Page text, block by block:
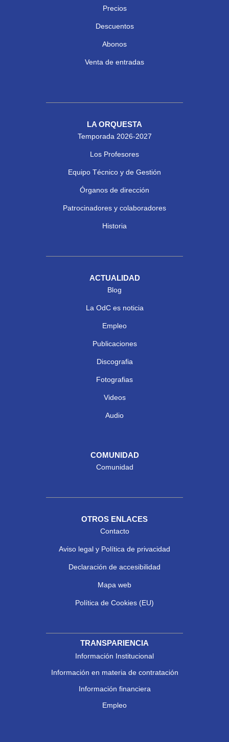
Precios
Descuentos
Abonos
Venta de entradas
LA ORQUESTA
Temporada 2026-2027
Los Profesores
Equipo Técnico y de Gestión
Órganos de dirección
Patrocinadores y colaboradores
Historia
ACTUALIDAD
Blog
La OdC es noticia
Empleo
Publicaciones
Discografia
Fotografias
Videos
Audio
COMUNIDAD
Comunidad
OTROS ENLACES
Contacto
Aviso legal y Política de privacidad
Declaración de accesibilidad
Mapa web
Política de Cookies (EU)
TRANSPARIENCIA
Información Institucional
Información en materia de contratación
Información financiera
Empleo